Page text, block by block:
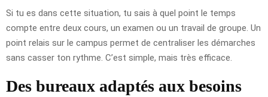
Si tu es dans cette situation, tu sais à quel point le temps
compte entre deux cours, un examen ou un travail de groupe. Un
point relais sur le campus permet de centraliser les démarches
sans casser ton rythme. C’est simple, mais très efficace.
Des bureaux adaptés aux besoins